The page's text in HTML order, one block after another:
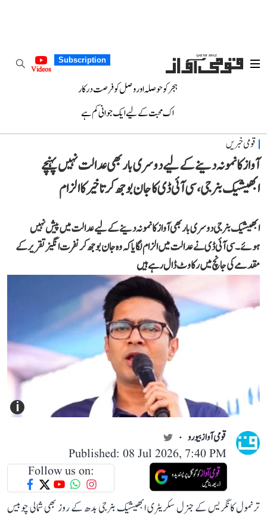
Subscription
Videos
ہجر کو حوصلہ اور وصل کو فرصت درکار
اک محبت کے لیے ایک جوانی کم ہے
قومی خبریں
آواز کا نمونہ دینے کے لیے دوسری بار بھی عدالت نہیں پہنچے
ابھیشیک بنرجی، سی آئی ڈی کا جان بوجھ کر تاخیر کا الزام
ابھیشیک بنرجی دوسری بار بھی آواز کا نمونہ دینے کے لیے عدالت میں پیش نہیں
ہوئے۔ سی آئی ڈی نے عدالت میں الزام لگایا کہ وہ جان بوجھ کر نفرت انگیز تقریر کے
مقدمے کی جانچ میں رکاوٹ ڈال رہے ہیں
i
قومی آواز بیورو
Published: 08 Jul 2026, 7:40 PM
Follow us on:
ترنمول کانگریس کے جنرل سکریٹری ابھیشیک بنرجی بدھ کے روز بھی شمالی چوبیس